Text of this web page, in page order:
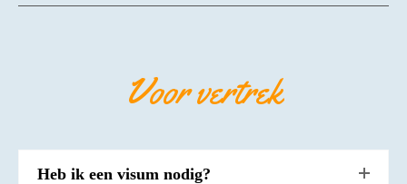
Voor vertrek
Heb ik een visum nodig?